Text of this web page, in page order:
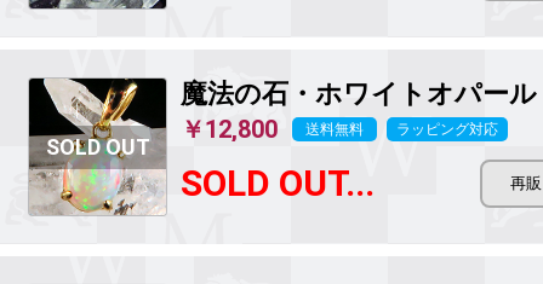
魔法の石 ・ホワイトオパール
￥12,800 送料無料 ラッピング対応
SOLD OUT...